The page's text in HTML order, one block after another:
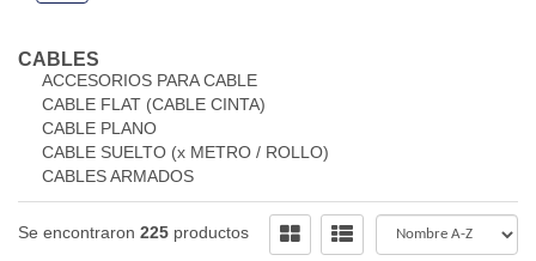
CABLES
ACCESORIOS PARA CABLE
CABLE FLAT (CABLE CINTA)
CABLE PLANO
CABLE SUELTO (x METRO / ROLLO)
CABLES ARMADOS
Se encontraron 225 productos